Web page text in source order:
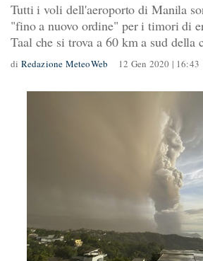
Tutti i voli dell'aeroporto di Manila
"fino a nuovo ordine" per i timori di
Taal che si trova a 60 km a sud della
di Redazione MeteoWeb 12 Gen 2020 | 16:43